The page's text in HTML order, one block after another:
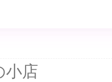
小店